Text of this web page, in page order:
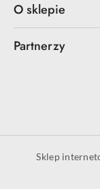
O sklepie
Partnerzy
Sklep